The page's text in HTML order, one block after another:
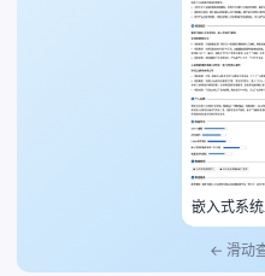
嵌入式系
← 滑动